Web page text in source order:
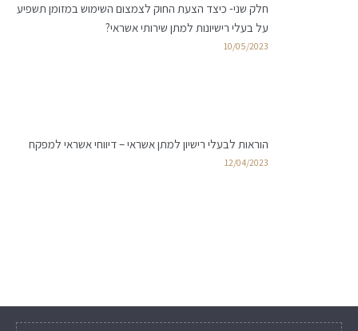
חלק שני- כיצד הצעת החוק לצמצום השימוש במזומן תשפיע
על בעלי רישיונות למתן שירותי אשראי?
10/05/2023
הוראות לבעלי רישיון למתן אשראי – דיווחי אשראי למפקח
12/04/2023